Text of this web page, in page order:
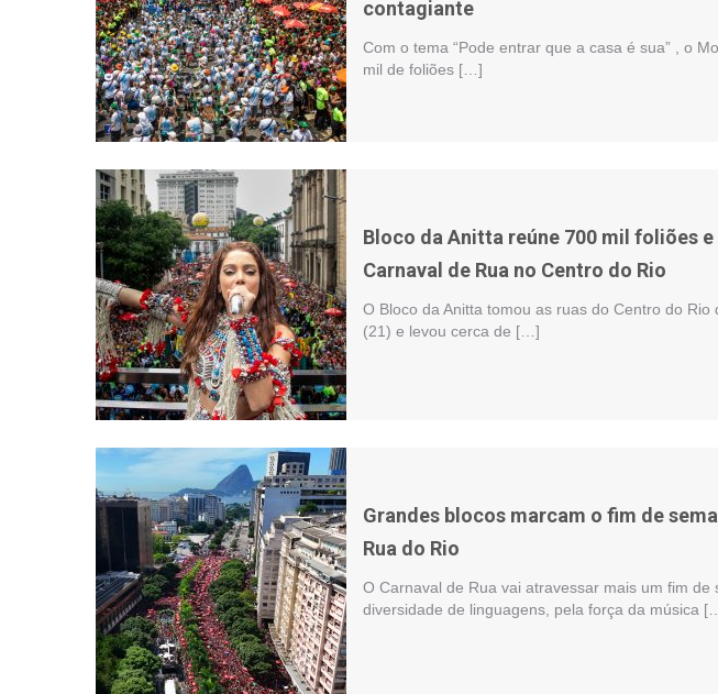
contagiante
Com o tema “Pode entrar que a casa é sua” , o
mil de foliões […]
Bloco da Anitta reúne 700 mil foliões
Carnaval de Rua no Centro do Rio
O Bloco da Anitta tomou as ruas do Centro do Rio
(21) e levou cerca de […]
Grandes blocos marcam o fim de
Rua do Rio
O Carnaval de Rua vai atravessar mais um fim de
diversidade de linguagens, pela força da música